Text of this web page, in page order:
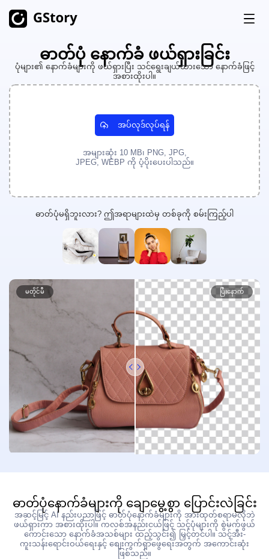
ထုတ်ကုန်
AI ပုံထုတ်လုပ်သူ (Image Generator)
AI ရုပ်ပုံမှ ဗီဒီယို အကန့်အသတ်မရှိ
AI ဗီဒီယိုမီးစက် အကန့်အသတ်မရှိ
ဗီဒီယိုသုံးကိရိယာများ
ဗီဒီယို ဘာသာပြန်သူ
AI ဗီဒီယိုအတိုအစ ဖန်တီးသူ (Clip Maker)
ဗီဒီယိုနောက်ခံ ဖျက်ထုတ်သူ
ဗီဒီယိုရေစာ ဖျက်ထုတ်သူ အကန့်အသတ်မရှိ
ဗီဒီယို အဆင့်မြှင့်တင်သူ အကန့်အသတ်မရှိ
ဓာတ်ပုံသုံးကိရိယာများ (Toolkits)
ဓာတ်ပုံနောက်ခံ ဖျက်ထုတ်သူ
ဓာတ်ပုံရေစာ (Watermark) ဖျက်ထုတ်သူ အကန့်အသတ်မရှိ
ဓာတ်ပုံ အဆင့်မြှင့်တင်သူ (Enhancer) အကန့်အသတ်မရှိ
စာတန်းထိုးများနှင့် စာသားကူးယူခြင်း (Transcription)
အလိုအလျောက် စာတန်းထိုး ဖန်တီးသူ
ဈေးနှုန်း
အခမဲ့ ခရက်ဒစ်များ
မှတ်တမ်း
ဓာတ်ပုံ နောက်ခံ ဖယ်ရှားခြင်း
ပုံများ၏ နောက်ခံများကို ဖယ်ရှားပြီး သင်ရွေးချယ်ထားသော နောက်ခံဖြင့်
အစားထိုးပါ။
အပ်လုဒ်လုပ်ရန်
အများဆုံး 10 MB၊ PNG, JPG,
JPEG, WEBP ကို ပံ့ပိုးပေးပါသည်။
ဓာတ်ပုံမရှိဘူးလား? ဤအရာများထဲမှ တစ်ခုကို စမ်းကြည့်ပါ
မတိုင်မီ ပြီးနောက်
ဓာတ်ပုံနောက်ခံများကို ချောမွေ့စွာ ပြောင်းလဲခြင်း
အဆင့်မြင့် AI နည်းပညာဖြင့် ဓာတ်ပုံနောက်ခံများကို အားထုတ်စရာမလိုဘဲ
ဖယ်ရှားကာ အစားထိုးပါ။ ကလစ်အနည်းငယ်ဖြင့် သင့်ပုံများကို စွဲမက်ဖွယ်
ကောင်းသော နောက်ခံအသစ်များ ထည့်သွင်း၍ မြှင့်တင်ပါ။ သင့်အီး-
ကူးသန်းရောင်းဝယ်ရေးနှင့် စျေးကွက်ရှာဖွေရေးအတွက် အကောင်းဆုံး
ဖြစ်သည်။